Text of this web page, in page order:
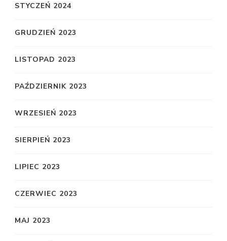
STYCZEŃ 2024
GRUDZIEŃ 2023
LISTOPAD 2023
PAŹDZIERNIK 2023
WRZESIEŃ 2023
SIERPIEŃ 2023
LIPIEC 2023
CZERWIEC 2023
MAJ 2023